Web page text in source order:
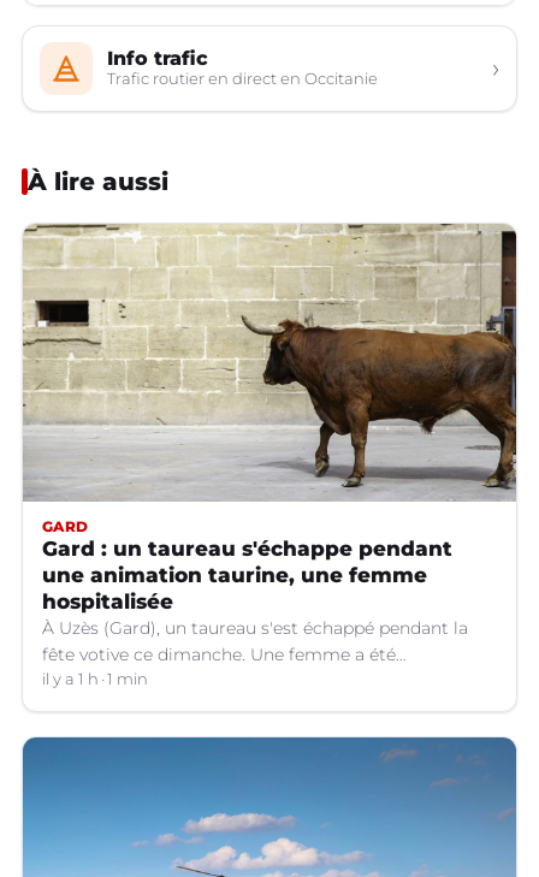
Info trafic
Trafic routier en direct en Occitanie ›
À lire aussi
GARD
Gard : un taureau s'échappe pendant
une animation taurine, une femme
hospitalisée
À Uzès (Gard), un taureau s'est échappé pendant la
fête votive ce dimanche. Une femme a été
légèrement blessée et transportée à l'hôpital.
il y a 1 h 1 min